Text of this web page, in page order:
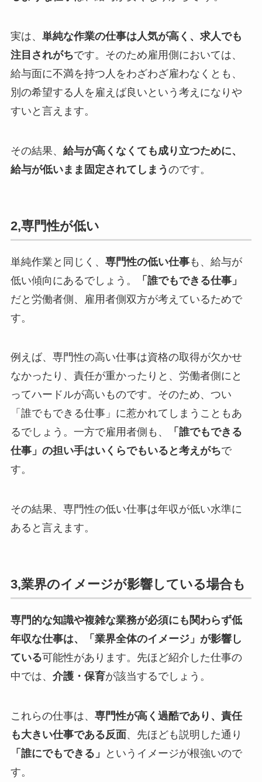
実は、 単純な作業の仕事は人気が高く、求人でも
注目されがちです。そのため雇用側においては、
給与面に不満を持つ人をわざわざ雇わなくとも、
別の希望する人を雇えば良いという考えになりや
すいと言えます。
その結果、 給与が高くなくても成り立つために、
給与が低いまま固定されてしまう のです。
2,専門性が低い
単純作業と同じく、 専門性の低い仕事も、給与が
低い傾向にあるでしょう。
「誰でもできる仕事」
だと労働者側、雇用者側双方が考えているためで
す。
例えば、専門性の高い仕事は資格の取得が欠かせ
なかったり、責任が重かったりと、労働者側にと
ってハードルが高いものです。そのため、つい
「誰でもできる仕事」に惹かれてしまうこともあ
るでしょう。一方で雇用者側も、
「誰でもできる
仕事」の担い手はいくらでもいると考えがちで
す。
その結果、専門性の低い仕事は年収が低い水準に
あると言えます。
3,業界のイメージが影響している場合も
専門的な知識や複雑な業務が必須にも関わらず低
年収な仕事は、「業界全体のイメージ」が影響し
ている可能性があります。先ほど紹介した仕事の
中では、 介護・保育が該当するでしょう。
これらの仕事は、 専門性が高く過酷であり、責任
も大きい仕事である反面、先ほども説明した通り
「誰にでもできる」
というイメージが根強いので
す。